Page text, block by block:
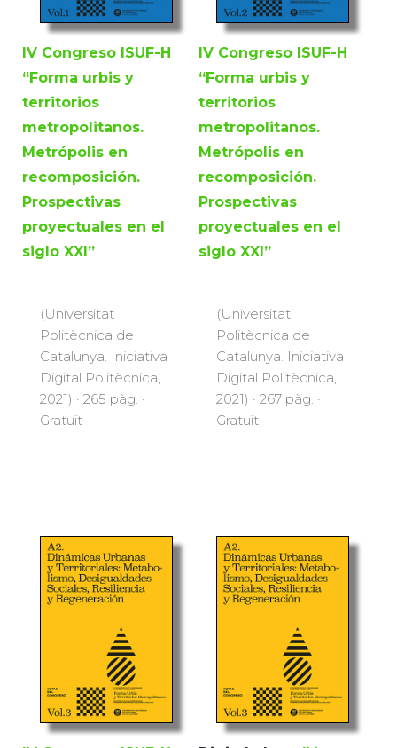
IV Congreso ISUF-H
“Forma urbis y
territorios
metropolitanos.
Metrópolis en
recomposición.
Prospectivas
proyectuales en el
siglo XXI”
(Universitat
Politècnica de
Catalunya. Iniciativa
Digital Politècnica,
2021) · 265 pàg. ·
Gratuït
IV Congreso ISUF-H
“Forma urbis y
territorios
metropolitanos.
Metrópolis en
recomposición.
Prospectivas
proyectuales en el
siglo XXI”
(Universitat
Politècnica de
Catalunya. Iniciativa
Digital Politècnica,
2021) · 267 pàg. ·
Gratuït